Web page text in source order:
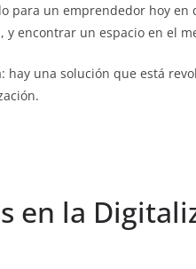
para un emprendedor hoy
y encontrar un espacio en el
hay una solución que está
en la